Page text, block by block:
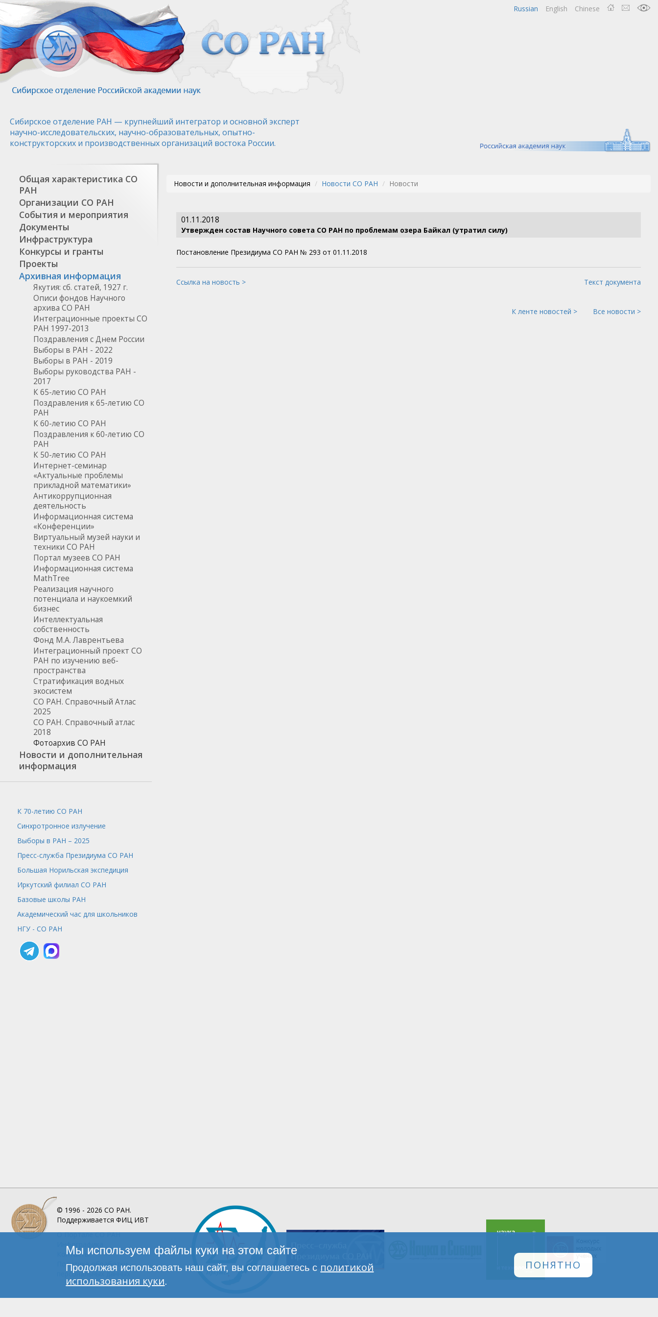
Перейти
основному
содержанию
Chinese
English
Russian
Сибирское отделение РАН — крупнейший интегратор и основной эксперт
научно-исследовательских, научно-образовательных, опытно-
конструкторских и производственных организаций востока России.
Общая характеристика СО
РАН
Организации СО РАН
События и мероприятия
Документы
Инфраструктура
Конкурсы и гранты
Проекты
Архивная информация
Якутия: сб. статей, 1927 г.
Описи фондов Научного
архива СО РАН
Интеграционные проекты СО
РАН 1997-2013
Поздравления с Днем России
Выборы в РАН - 2022
Выборы в РАН - 2019
Выборы руководства РАН -
2017
К 65-летию СО РАН
Поздравления к 65-летию СО
РАН
К 60-летию СО РАН
Поздравления к 60-летию СО
РАН
К 50-летию СО РАН
Интернет-семинар
«Актуальные проблемы
прикладной математики»
Антикоррупционная
деятельность
Информационная система
«Конференции»
Виртуальный музей науки и
техники СО РАН
Портал музеев СО РАН
Информационная система
MathTree
Реализация научного
потенциала и наукоемкий
бизнес
Интеллектуальная
собственность
Фонд М.А. Лаврентьева
Интеграционный проект СО
РАН по изучению веб-
пространства
Стратификация водных
экосистем
СО РАН. Справочный Атлас
2025
СО РАН. Справочный атлас
2018
Фотоархив СО РАН
Новости и дополнительная
информация
К 70-летию СО РАН
Синхротронное излучение
Выборы в РАН – 2025
Пресс-служба Президиума СО РАН
Большая Норильская экспедиция
Иркутский филиал СО РАН
Базовые школы РАН
Академический час для школьников
НГУ - СО РАН
Новости и дополнительная информация Новости СО РАН Новости
01.11.2018
Утвержден состав Научного совета СО РАН по проблемам озера Байкал (утратил силу)
Постановление Президиума СО РАН № 293 от 01.11.2018
Ссылка на новость > Текст документа
К ленте новостей > Все новости >
© 1996 - 2026 СО РАН.
Поддерживается ФИЦ ИВТ
О ПорталеСО РАН
Инфографика
Контакты
Политика обработки
персональных данных
Мы используем файлы куки на этом сайте
Продолжая использовать наш сайт, вы соглашаетесь с политикой
использования куки.
ПОНЯТНО